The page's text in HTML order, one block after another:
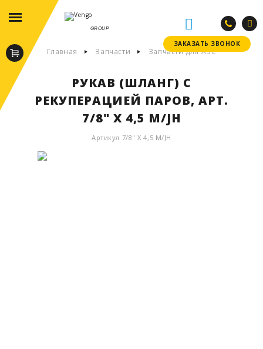
ЗАКАЗАТЬ ЗВОНОК
ЗАКАЗАТЬ ЗВОНОК
GROUP
Главная Запчасти Запчасти для АЗС
РУКАВ (ШЛАНГ) С
РЕКУПЕРАЦИЕЙ ПАРОВ, АРТ.
7/8" Х 4,5 М/JH
Артикул 7/8" Х 4,5 М/JH